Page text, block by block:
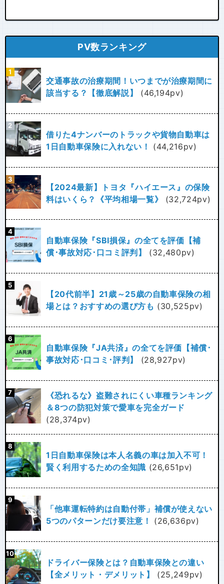
PV数ランキング
交通事故の治療期間！いつまでが治療期間に
該当する？【徹底解説】
(46,194pv)
借りた4ナンバーのトラックや貨物自動車は
1日自動車保険に入れない！
(44,216pv)
【2024最新】トヨタ『ハイエース』の保険
料はいくら？《平均相場一覧》
(32,724pv)
自動車保険『SBI損保』の全てを評価【補
償･事故対応･口コミ評判】
(32,480pv)
【20代前半】21歳～25歳の自動車保険の相
場とは？おすすめの選び方も (30,525pv)
自動車保険『JA共済』の全てを評価【補償･
事故対応･口コミ･評判】
(28,927pv)
《恐れるな》盗難されにくい車種ランキング
＆8つの防犯対策で愛車を完全ガード
(28,374pv)
1日自動車保険は本人名義の車は加入不可！
賢く利用するための全知識 (26,651pv)
「他車運転特約は自動付帯」補償が使えない
5つのパターンだけ要注意！
(26,636pv)
ドライバー保険とは？自動車保険との違い
【全メリット・デメリット】
(25,249pv)